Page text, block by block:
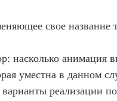
свое название
насколько анимация
уместна в данном
реализации